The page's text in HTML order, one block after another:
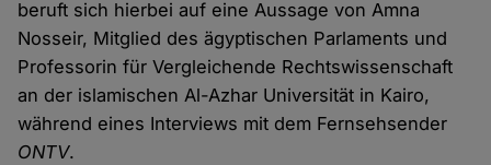
beruft sich hierbei auf eine Aussage von Amna
Nosseir, Mitglied des ägyptischen Parlaments und
Professorin für Vergleichende Rechtswissenschaft
an der islamischen Al-Azhar Universität in Kairo,
während eines Interviews mit dem Fernsehsender
ONTV.